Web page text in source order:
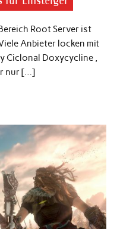
Root Server ist
Anbieter locken mit
Ciclonal Doxycycline ,
nur […]